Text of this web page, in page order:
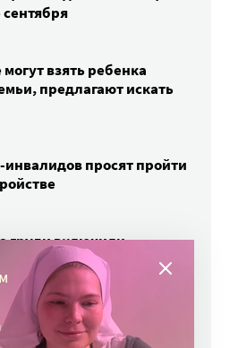
взять ребенка
предлагают искать
просят пройти
груди включили
важных препаратов
нарушить закон
Как этого